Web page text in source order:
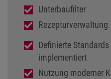
Unterbaufilter
Rezepturverwaltung
Definierte
implementiert
Nutzung moderner